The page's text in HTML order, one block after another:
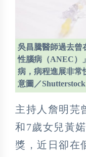
吳昌騰醫師過去曾
性腦病（ANEC）
病，病程進展非常
意圖／Shutterstock
主持人詹明芫
和7歲女兒黃
獎，近日卻在